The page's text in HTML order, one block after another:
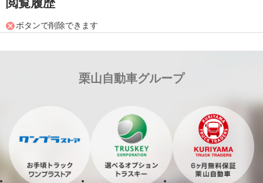
ボタンで削除できます
栗山自動車グループ